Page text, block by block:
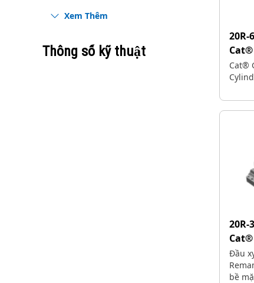
Xem Thêm
Thông số kỹ thuật
20R-
Cat®
20R-
Đầu
bề